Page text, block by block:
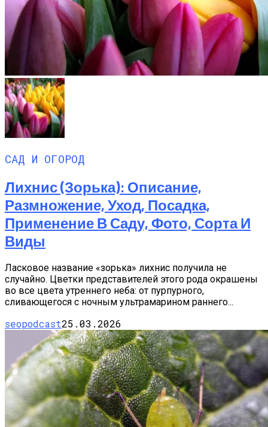
САД И ОГОРОД
Лихнис (Зорька): Описание,
Размножение, Уход, Посадка,
Применение В Саду, Фото, Сорта И
Виды
Ласковое название «зорька» лихнис получила не
случайно. Цветки представителей этого рода окрашены
во все цвета утреннего неба: от пурпурного,
сливающегося с ночным ультрамарином раннего...
seopodcast25.03.2026